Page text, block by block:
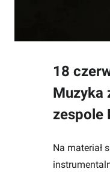
18
Muzyka
zespole
Na materiał